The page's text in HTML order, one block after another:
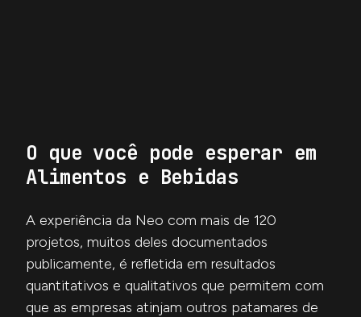
O que você pode esperar em
Alimentos e Bebidas
A experiência da Neo com mais de 120
projetos, muitos deles documentados
publicamente, é refletida em resultados
quantitativos e qualitativos que permitem com
que as empresas atinjam outros patamares de